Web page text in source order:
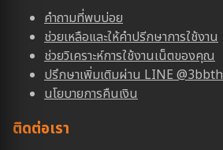
คำถามที่พบบ่อย
ช่วยเหลือและให้คำปรีกษาการใช้งาน
ช่วยวิเคราะห์การใช้งานเน็ตของคุณ
ปรึกษาเพิ่มเติมผ่าน LINE @3bbth
นโยบายการคืนเงิน
ติดต่อเรา